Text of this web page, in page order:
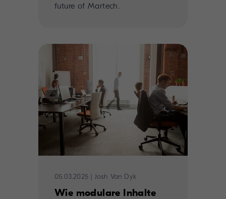
future of Martech.
05.03.2025 Josh Van Dyk
Wie modulare Inhalte